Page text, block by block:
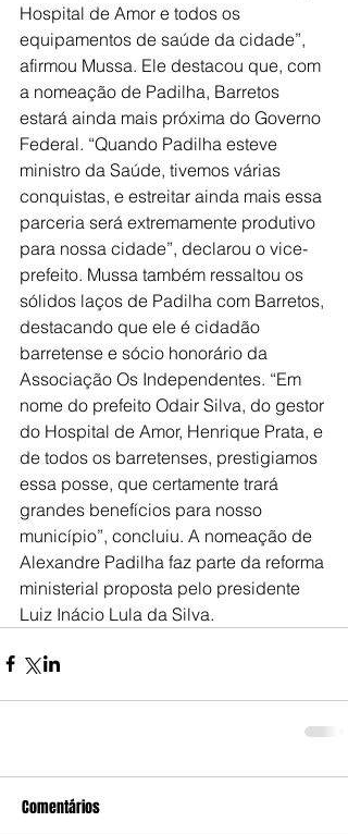
Hospital de Amor e todos os
equipamentos de saúde da cidade”,
afirmou Mussa. Ele destacou que, com
a nomeação de Padilha, Barretos
estará ainda mais próxima do Governo
Federal. “Quando Padilha esteve
ministro da Saúde, tivemos várias
conquistas, e estreitar ainda mais essa
parceria será extremamente produtivo
para nossa cidade”, declarou o vice-
prefeito. Mussa também ressaltou os
sólidos laços de Padilha com Barretos,
destacando que ele é cidadão
barretense e sócio honorário da
Associação Os Independentes. “Em
nome do prefeito Odair Silva, do gestor
do Hospital de Amor, Henrique Prata, e
de todos os barretenses, prestigiamos
essa posse, que certamente trará
grandes benefícios para nosso
município”, concluiu. A nomeação de
Alexandre Padilha faz parte da reforma
ministerial proposta pelo presidente
Luiz Inácio Lula da Silva.
Comentários